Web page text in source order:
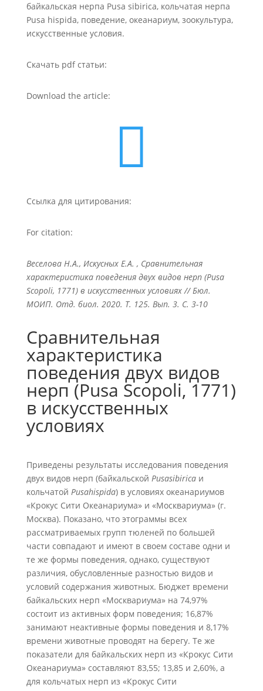
байкальская нерпа Pusa sibirica, кольчатая нерпа
Pusa hispida, поведение, океанариум, зоокультура,
искусственные условия.
Скачать pdf статьи:
Download the article:

Ссылка для цитирования:
For citation:
Веселова Н.А., Искусных Е.А. , Сравнительная
характеристика поведения двух видов нерп (Pusa
Scopoli, 1771) в искусственных условиях // Бюл.
МОИП. Отд. биол. 2020. Т. 125. Вып. 3. С. 3-10
Сравнительная
характеристика
поведения двух видов
нерп (Pusa Scopoli, 1771)
в искусственных
условиях
Приведены результаты исследования поведения
двух видов нерп (байкальской Pusasibiricaи
кольчатой Pusahispida) в условиях океанариумов
«Крокус Сити Океанариума» и «Москвариума» (г.
Москва). Показано, что этограммы всех
рассматриваемых групп тюленей по большей
части совпадают и имеют в своем составе одни и
те же формы поведения, однако, существуют
различия, обусловленные разностью видов и
условий содержания животных. Бюджет времени
байкальских нерп «Москвариума» на 74,97%
состоит из активных форм поведения; 16,87%
занимают неактивные формы поведения и 8,17%
времени животные проводят на берегу. Те же
показатели для байкальских нерп из «Крокус Сити
Океанариума» составляют 83,55; 13,85 и 2,60%, а
для кольчатых нерп из «Крокус Сити